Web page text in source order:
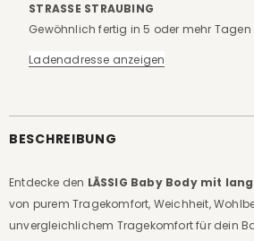
STRASSE STRAUBING
Gewöhnlich fertig in 5 oder mehr Tagen
Ladenadresse anzeigen
BESCHREIBUNG
Entdecke den LÄSSIG Baby Body mit
von purem Tragekomfort, Weichheit,
unvergleichlichem Tragekomfort für dein